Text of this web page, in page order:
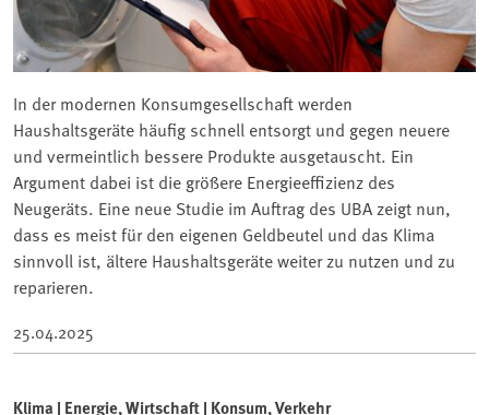
In der modernen Konsumgesellschaft werden
Haushaltsgeräte häufig schnell entsorgt und gegen neuere
und vermeintlich bessere Produkte ausgetauscht. Ein
Argument dabei ist die größere Energieeffizienz des
Neugeräts. Eine neue Studie im Auftrag des UBA zeigt nun,
dass es meist für den eigenen Geldbeutel und das Klima
sinnvoll ist, ältere Haushaltsgeräte weiter zu nutzen und zu
reparieren.
25.04.2025
Klima | Energie, Wirtschaft | Konsum, Verkehr